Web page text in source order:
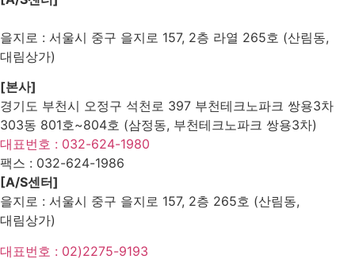
을지로 : 서울시 중구 을지로 157, 2층 라열 265호 (산림동,
대림상가)
[본사]
경기도 부천시 오정구 석천로 397 부천테크노파크 쌍용3차
303동 801호~804호 (삼정동, 부천테크노파크 쌍용3차)
대표번호 : 032-624-1980
팩스 : 032-624-1986
[A/S센터]
을지로 : 서울시 중구 을지로 157, 2층 265호 (산림동,
대림상가)
대표번호 : 02)2275-9193